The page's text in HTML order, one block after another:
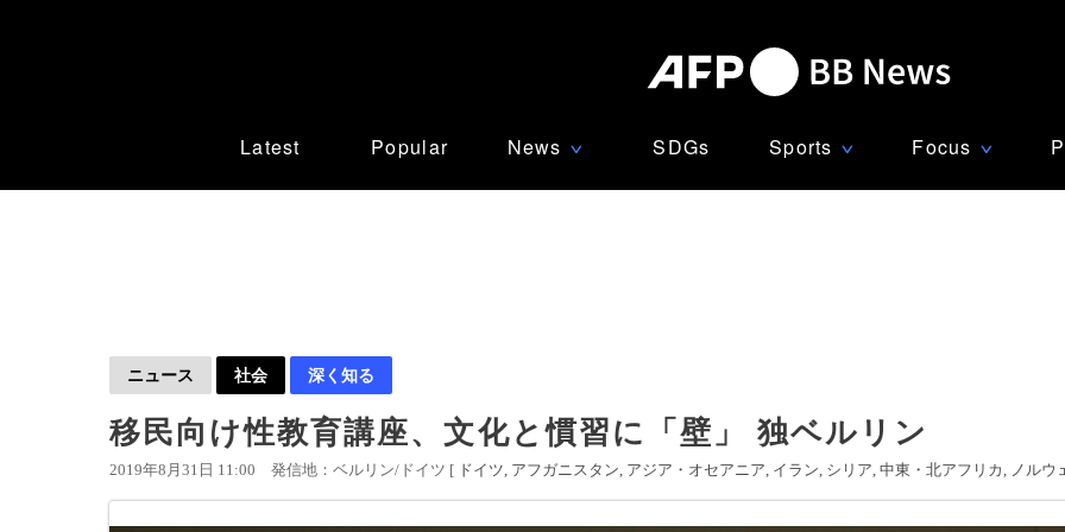
Latest Popular News ∨ SDGs Sports ∨ Focus ∨
ニュース 社会 深く知る
移民向け性教育講座、文化と慣習に「壁」 独ベルリン
2019年8月31日 11:00 発信地：ベルリン/ドイツ [ ドイツ アフガニスタン アジア・オセアニア イラン シリア 中東・北アフリカ ノルウ